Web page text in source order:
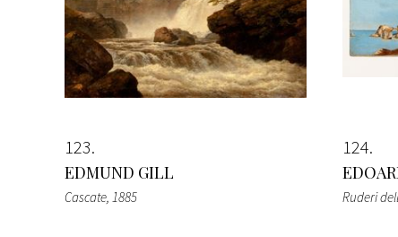
123
EDMUND GILL
Cascate, 1885
124
Ruderi